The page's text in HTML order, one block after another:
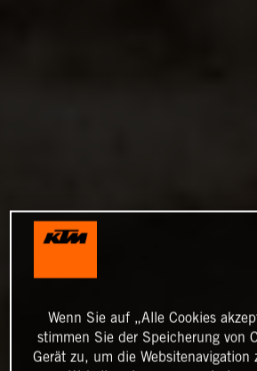
Wenn Sie auf „Alle Cookies
stimmen Sie der Speicherung von
Gerät zu, um die Websitenavigation